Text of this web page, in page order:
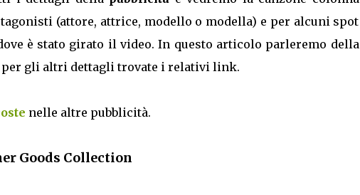
(attore, attrice, modello o modella) e per alcuni spot
è stato girato il video. In questo articolo parleremo della
per gli altri dettagli trovate i relativi link.
nelle altre pubblicità.
Goods Collection